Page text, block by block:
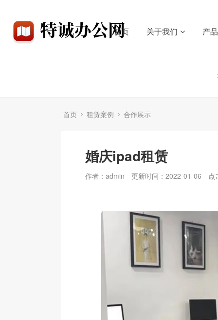
首页 关于我们 产
首页 租赁案例 合作展示
婚庆ipad租赁
作者：admin 更新时间：2022-01-06 点